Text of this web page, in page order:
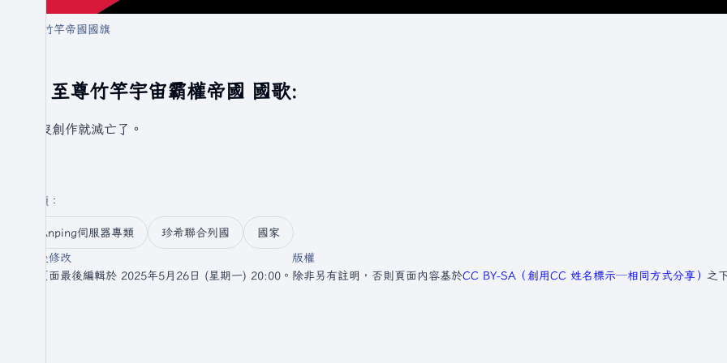
竹竿帝國國旗
至尊竹竿宇宙霸權帝國 國歌:
還沒創作就滅亡了。
分類 ：​
Anping伺服器專類 珍希聯合列國
國家
最後修改
此頁面最後編輯於 2025年5月26日 (星期一) 20:00。
版權
除非另有註明，否則頁面內容基於CC BY-SA（創用CC 姓名標示─相同方式分享） 之